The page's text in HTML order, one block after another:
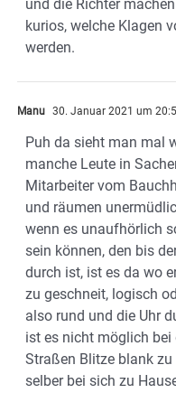
und die Richter
kurios, welche Klagen
werden.
Manu 30. Januar 2021 um
Puh da sieht man mal
manche Leute in
Mitarbeiter vom
und räumen
wenn es unaufhörlich
sein können, den bis
durch ist, ist es da wo
zu geschneit, logisch
also rund und die Uhr
ist es nicht möglich
Straßen Blitze blank
selber bei sich zu